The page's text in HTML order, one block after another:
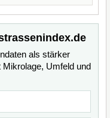
als stärker
Umfeld und